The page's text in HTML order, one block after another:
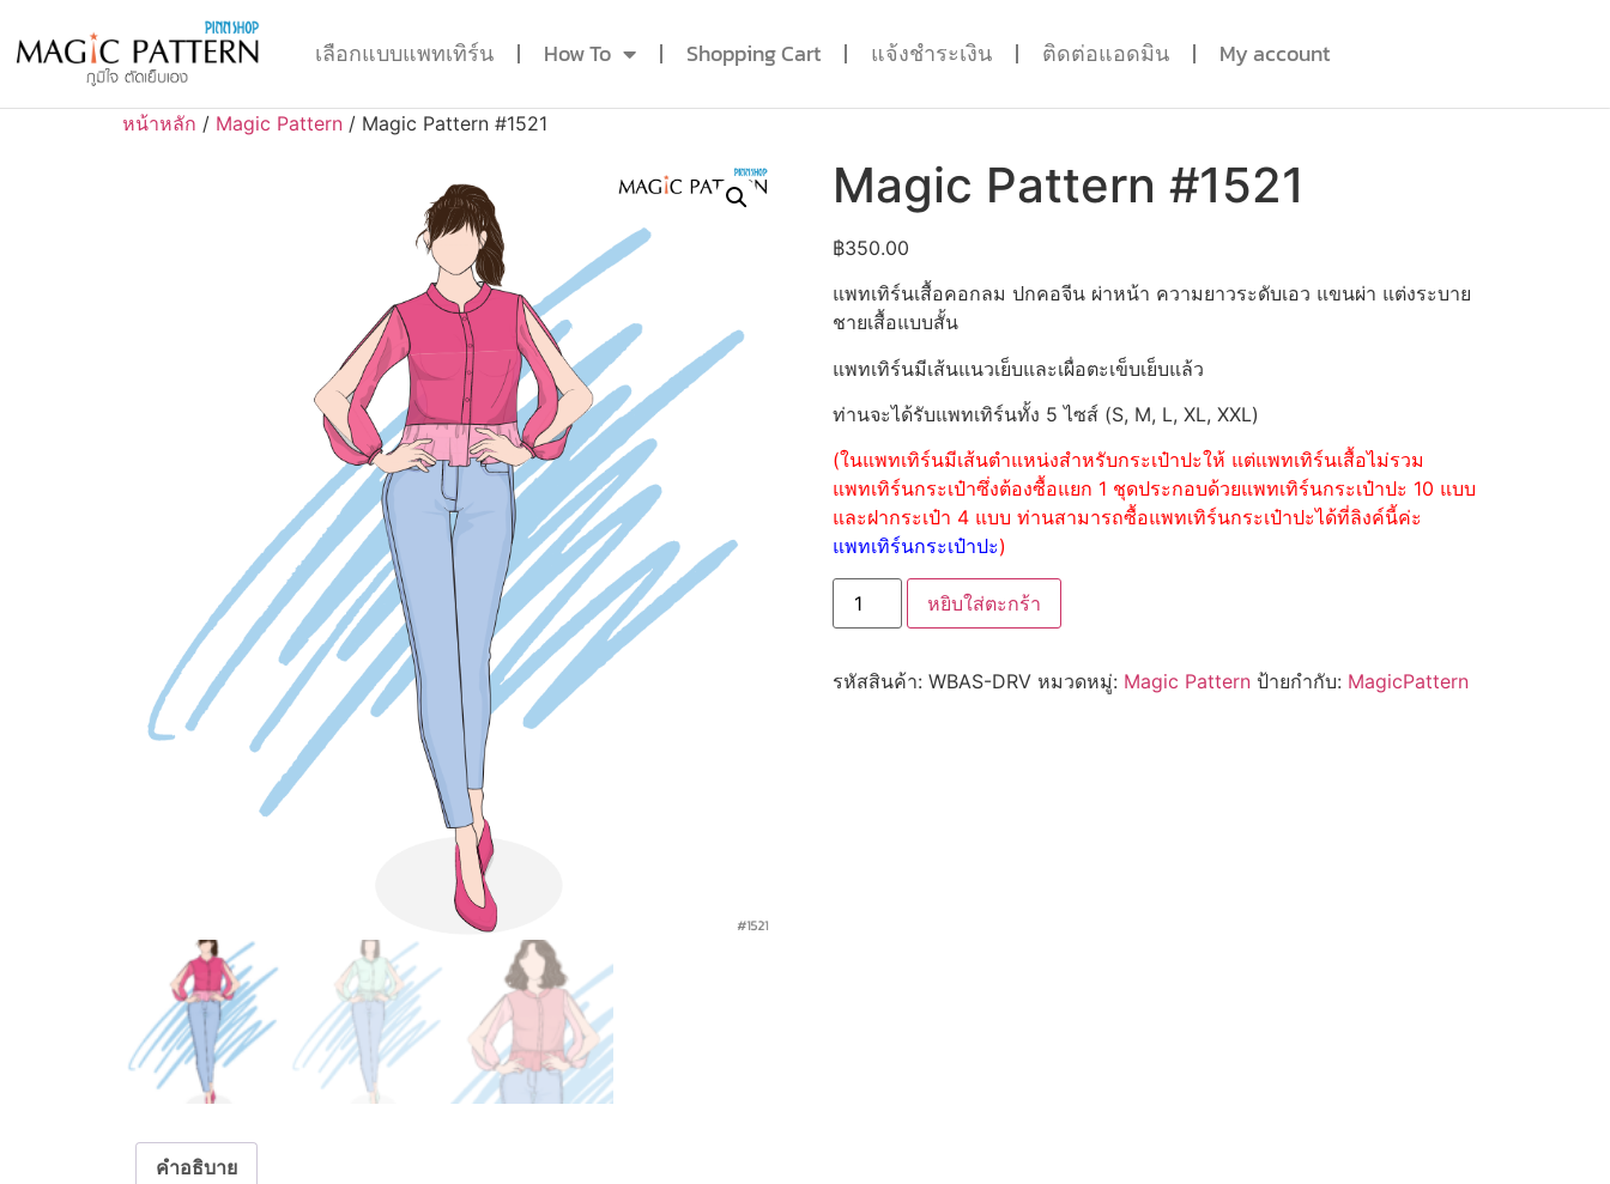
เลือกแบบแพทเทิร์น How To Shopping Cart แจ้งชำระเงิน ติดต่อแอดมิน My account
หน้าหลัก / Magic Pattern / Magic Pattern #1521
Magic Pattern #1521
฿350.00
แพทเทิร์นเสื้อคอกลม ปกคอจีน ผ่าหน้า ความยาวระดับเอว แขนผ่า แต่งระบาย
ชายเสื้อแบบสั้น
แพทเทิร์นมีเส้นแนวเย็บและเผื่อตะเข็บเย็บแล้ว
ท่านจะได้รับแพทเทิร์นทั้ง 5 ไซส์ (S, M, L, XL, XXL)
(ในแพทเทิร์นมีเส้นตำแหน่งสำหรับกระเป๋าปะให้ แต่แพทเทิร์นเสื้อไม่รวม
แพทเทิร์นกระเป๋าซึ่งต้องซื้อแยก 1 ชุดประกอบด้วยแพทเทิร์นกระเป๋าปะ 10 แบบ
และฝากระเป๋า 4 แบบ ท่านสามารถซื้อแพทเทิร์นกระเป๋าปะได้ที่ลิงค์นี้ค่ะ
แพทเทิร์นกระเป๋าปะ)
หยิบใส่ตะกร้า
รหัสสินค้า: WBAS-DRV หมวดหมู่: Magic Pattern ป้ายกำกับ: MagicPattern
คำอธิบาย